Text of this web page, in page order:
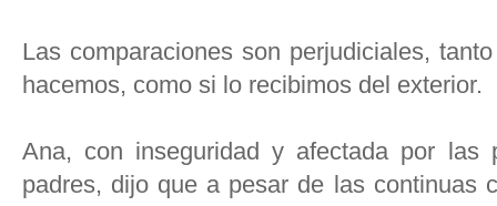
Las comparaciones son perjudiciales,
hacemos, como si lo recibimos del exterior.
Ana, con inseguridad y afectada por las
padres, dijo que a pesar de las continuas